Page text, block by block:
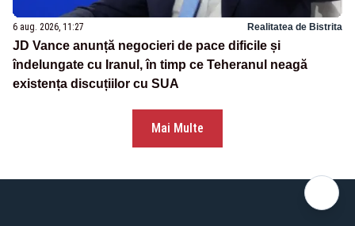
6 aug. 2026, 11:27 Realitatea de Bistrita
JD Vance anunță negocieri de pace dificile și
îndelungate cu Iranul, în timp ce Teheranul neagă
existența discuțiilor cu SUA
Mai Multe